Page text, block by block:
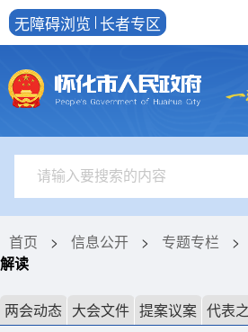
无障碍浏览 长者专区
首页 > 信息公开 > 专题专栏 >
解读
两会动态 大会文件 提案议案 代表